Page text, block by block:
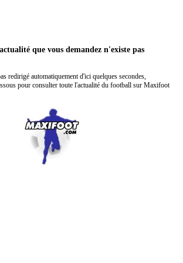
que vous demandez n'existe pas
redirigé automatiquement d'ici quelques secondes,
pour consulter toute l'actualité du football sur Maxifoot